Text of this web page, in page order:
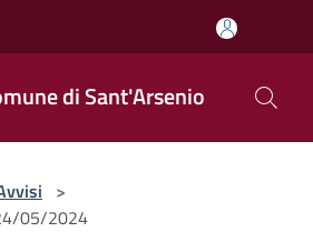
di Sant'Arsenio
>
05/2024